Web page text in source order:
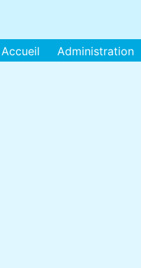
Accueil Administration